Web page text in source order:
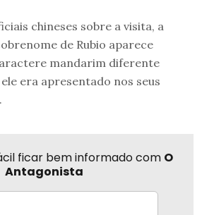
chineses sobre a visita, a
de Rubio aparece
mandarim diferente
era apresentado nos seus
ficar bem informado com O
Antagonista